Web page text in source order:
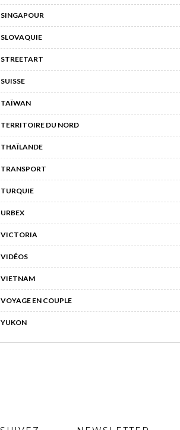
SINGAPOUR
SLOVAQUIE
STREETART
SUISSE
TAÏWAN
TERRITOIRE DU NORD
THAÏLANDE
TRANSPORT
TURQUIE
URBEX
VICTORIA
VIDÉOS
VIETNAM
VOYAGE EN COUPLE
YUKON